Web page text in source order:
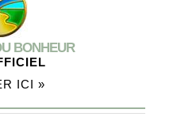
BONHEUR
ICI »